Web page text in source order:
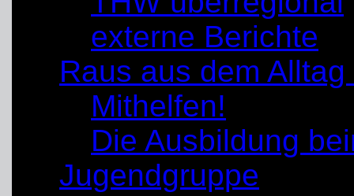
externe Berichte
Raus aus dem
Mithelfen!
Die Ausbildung
Jugendgruppe